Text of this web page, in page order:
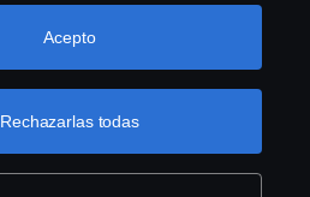
Rechazarlas todas
Acepto